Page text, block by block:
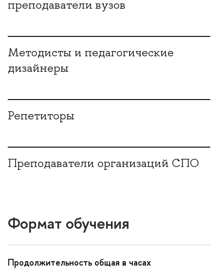
преподаватели вузо
Методисты и педагогические
дизайнеры
Репетиторы
Преподаватели организаций СПО
Формат обучения
Продолжительность общая в часах